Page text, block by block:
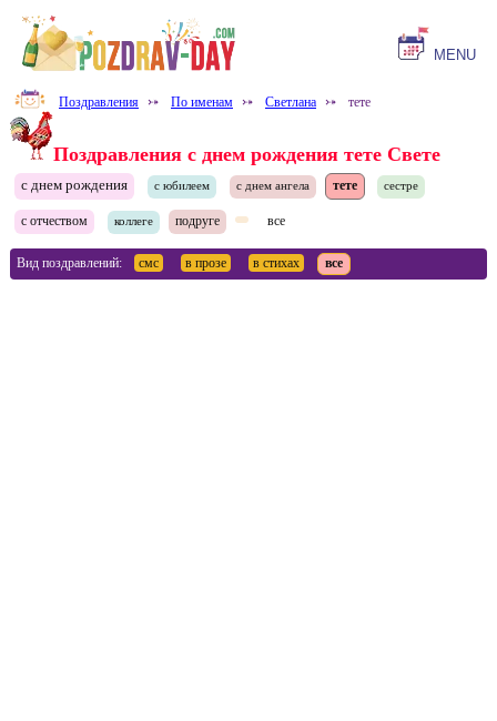
MENU
Поздравления ⤐ По именам ⤐ Светлана ⤐ тете
Поздравления с днем рождения тете Свете
с днем рождения с юбилеем с днем ангела тете сестре
с отчеством коллеге подруге все
Вид поздравлений: смс в прозе в стихах все